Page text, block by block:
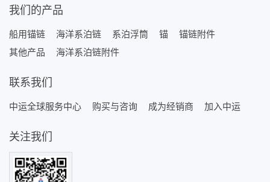
我们的产品
船用锚链 海洋系泊链 系泊浮筒 锚
锚链附件
其他产品
海洋系泊链附件
联系我们
中运全球服务中心 购买与咨询 成为经销商 加入中运
关注我们